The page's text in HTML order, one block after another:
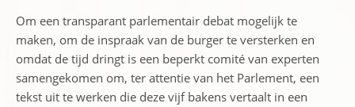
Om een transparant parlementair debat mogelijk te
maken, om de inspraak van de burger te versterken en
omdat de tijd dringt is een beperkt comité van experten
samengekomen om, ter attentie van het Parlement, een
tekst uit te werken die deze vijf bakens vertaalt in een